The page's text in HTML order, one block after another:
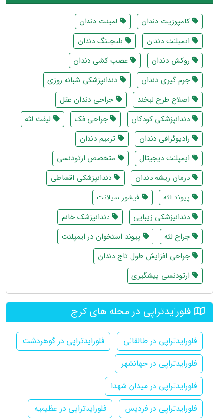
کامپوزیت دندان
لمینت دندان
ایمپلنت دندان
بلیچینگ دندان
روکش دندان
عصب کشی دندان
جرم گیری دندان
دندانپزشکی شبانه روزی
اصلاح طرح لبخند
جراحی دندان عقل
دندانپزشکی کودکان
جراحی فک
لیفت لثه
رادیوگرافی دندان
ترمیم دندان
ایمپلنت دیجیتال
متخصص ارتودنسی
درمان ریشه دندان
دندانپزشکی اقساطی
پیوند لثه
فیشور سیلانت
دندانپزشکی زیبایی
دندانپزشک خانم
جراح لثه
پیوند استخوان در ایمپلنت
جراحی افزایش طول تاج دندان
ارتودنسی پیشگیری
فلورایدتراپی در محله های کرج
فلورایدتراپی در طالقانی
فلورایدتراپی در گوهردشت
فلورایدتراپی در جهانشهر
فلورایدتراپی در میدان شهدا
فلورایدتراپی در فردیس
فلورایدتراپی در عظیمیه